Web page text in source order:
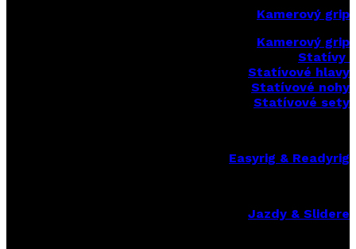
Kamerový grip
Kamerový grip
Statívy
Statívové hlavy
Statívové nohy
Statívové sety
Easyrig & Readyrig
Jazdy & Slidere